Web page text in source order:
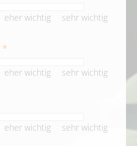
eher wichtig sehr wichtig
eher wichtig sehr wichtig
eher wichtig sehr wichtig